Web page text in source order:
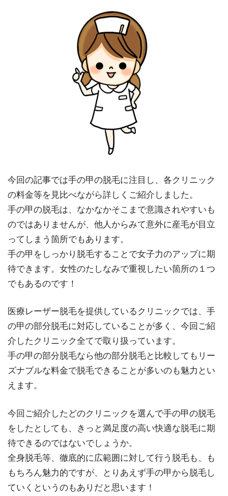
今回の記事では手の甲の脱毛に注目し、各クリニック
の料金等を見比べながら詳しくご紹介しました。
手の甲の脱毛は、なかなかそこまで意識されやすいも
のではありませんが、他人からみて意外に産毛が目立
ってしまう箇所でもあります。
手の甲をしっかり脱毛することで女子力のアップに期
待できます。女性のたしなみで重視したい箇所の１つ
でもあるのです！
医療レーザー脱毛を提供しているクリニックでは、手
の甲の部分脱毛に対応していることが多く、今回ご紹
介したクリニック全てで取り扱っています。
手の甲の部分脱毛なら他の部分脱毛と比較してもリー
ズナブルな料金で脱毛できることが多いのも魅力とい
えます。
今回ご紹介したどのクリニックを選んで手の甲の脱毛
をしたとしても、きっと満足度の高い快適な脱毛に期
待できるのではないでしょうか。
全身脱毛等、徹底的に広範囲に対して行う脱毛も、も
もちろん魅力的ですが、とりあえず手の甲から脱毛し
ていくというのもありだと思います！